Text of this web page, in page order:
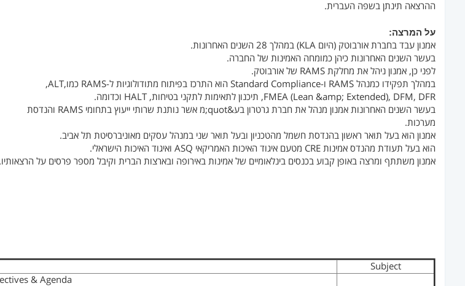
ההרצאה תינתן בשפה העברית.
על המרצה:
אמנון עבד בחברת אורבוטק (היום KLA) במהלך 28 השנים האחרונות.
בעשר השנים האחרונות כיהן כמומחה האמינות של החברה.
לפני כן, אמנון ניהל את מחלקת RAMS של אורבוטק.
במהלך תפקידו כמנהל RAMS ו-Standard Compliance הוא התרכז בפיתוח מתודולוגיות ל-RAMS כמו,ALT,
FMEA (Lean &amp; Extended), DFM, DFR, תיכנון לתאימות לתקני בטיחות, HALT וכדומה.
בעשר השנים האחרונות אמנון מנהל את חברת גרטרון בע&quot;מ אשר נותנת שרותי ייעוץ בתחומי RAMS והנדסת
מערכות.
אמנון הוא בעל תואר ראשון בהנדסת חשמל מהטכניון ובעל תואר שני במנהל עסקים מאוניברסיטת תל אביב.
הוא בעל תעודת מהנדס אמינות CRE מטעם איגוד האיכות האמריקאי ASQ ואיגוד האיכות הישראלי.
אמנון משתתף ומרצה באופן קבוע בכנסים בינלאומיים של אמינות באירופה ובארצות הברית וקיבל מספר פרסים על הרצאותיו.
Subject
& Agenda